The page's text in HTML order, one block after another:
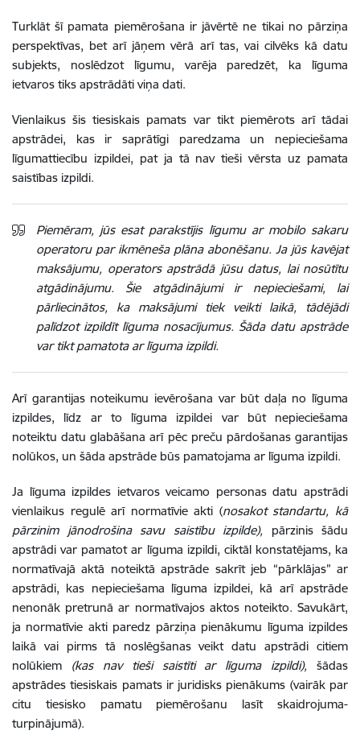
Turklāt šī pamata piemērošana ir jāvērtē ne tikai no pārziņa
perspektīvas, bet arī jāņem vērā arī tas, vai cilvēks kā datu
subjekts, noslēdzot līgumu, varēja paredzēt, ka līguma
ietvaros tiks apstrādāti viņa dati.
Vienlaikus šis tiesiskais pamats var tikt piemērots arī tādai
apstrādei, kas ir saprātīgi paredzama un nepieciešama
līgumattiecību izpildei, pat ja tā nav tieši vērsta uz pamata
saistības izpildi.
Piemēram, jūs esat parakstījis līgumu ar mobilo sakaru
operatoru par ikmēneša plāna abonēšanu. Ja jūs kavējat
maksājumu, operators apstrādā jūsu datus, lai nosūtītu
atgādinājumu. Šie atgādinājumi ir nepieciešami, lai
pārliecinātos, ka maksājumi tiek veikti laikā, tādējādi
palīdzot izpildīt līguma nosacījumus. Šāda datu apstrāde
var tikt pamatota ar līguma izpildi.
Arī garantijas noteikumu ievērošana var būt daļa no līguma
izpildes, līdz ar to līguma izpildei var būt nepieciešama
noteiktu datu glabāšana arī pēc preču pārdošanas garantijas
nolūkos, un šāda apstrāde būs pamatojama ar līguma izpildi.
Ja līguma izpildes ietvaros veicamo personas datu apstrādi
vienlaikus regulē arī normatīvie akti (nosakot standartu, kā
pārzinim jānodrošina savu saistību izpilde), pārzinis šādu
apstrādi var pamatot ar līguma izpildi, ciktāl konstatējams, ka
normatīvajā aktā noteiktā apstrāde sakrīt jeb “pārklājas” ar
apstrādi, kas nepieciešama līguma izpildei, kā arī apstrāde
nenonāk pretrunā ar normatīvajos aktos noteikto. Savukārt,
ja normatīvie akti paredz pārziņa pienākumu līguma izpildes
laikā vai pirms tā noslēgšanas veikt datu apstrādi citiem
nolūkiem (kas nav tieši saistīti ar līguma izpildi), šādas
apstrādes tiesiskais pamats ir juridisks pienākums (vairāk par
citu tiesisko pamatu piemērošanu lasīt skaidrojuma-
turpinājumā).